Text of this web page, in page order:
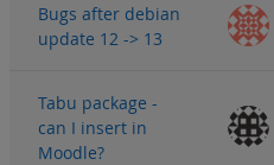
Bugs after debian
update 12 -> 13
Tabu package -
can I insert in
Moodle?